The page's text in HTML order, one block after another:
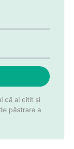
că ai citit și
păstrare a